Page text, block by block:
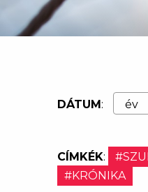
DÁTUM:
CÍMKÉK:
#KRÓNIKA